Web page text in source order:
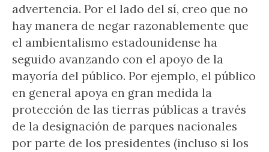
advertencia. Por el lado del sí, creo que no
hay manera de negar razonablemente que
el ambientalismo estadounidense ha
seguido avanzando con el apoyo de la
mayoría del público. Por ejemplo, el público
en general apoya en gran medida la
protección de las tierras públicas a través
de la designación de parques nacionales
por parte de los presidentes (incluso si los